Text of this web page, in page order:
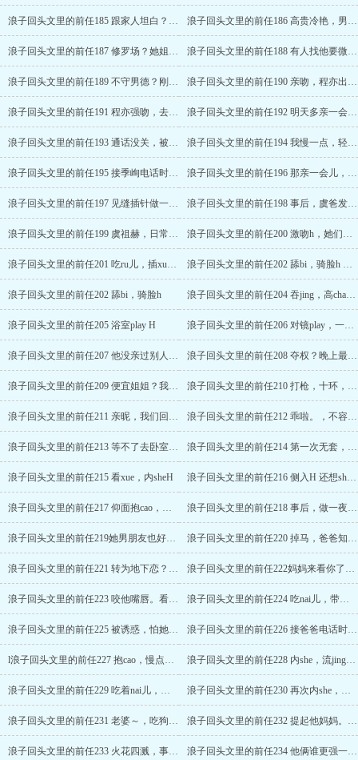
浪子回头文里的前任185 跟家人坦白？家庭关系。 浪子回头文里的前任186 高贵冷艳，男主在后面！
浪子回头文里的前任187 修罗场？她姐妹身上有光！ 浪子回头文里的前任188 有人找他要微信？她要开作了
浪子回头文里的前任189 不守男德？刚吵过就亲h 浪子回头文里的前任190 亲吻，程亦出现让她回家h
浪子回头文里的前任191 程亦强吻，去我那儿？h 浪子回头文里的前任192 明天多亲一会儿，程亦找来
浪子回头文里的前任193 通话没关，被程亦强制亲，摸h 浪子回头文里的前任194 我慢一点，轻轻的 （程亦，手指h）
浪子回头文里的前任195 接季峋电话时被程亦舔喷h（ntr，接受不了慎入） 浪子回头文里的前任196 那亲一会儿，勾引她？h（程亦）
浪子回头文里的前任197 见缝插针做一次，内sheH（程亦） 浪子回头文里的前任198 事后，虞爸发现端倪？（程亦）
浪子回头文里的前任199 虞祖赫，日常sao扰男朋友，想你了 浪子回头文里的前任200 激吻h，她们不是纯ai向
浪子回头文里的前任201 吃ru儿，插xue，翻旧账？（手指h） 浪子回头文里的前任202 舔bi，骑脸h （帮我舔舔？
浪子回头文里的前任202 舔bi，骑脸h 浪子回头文里的前任204 吞jing，高chao，又sheH （我们总有分开的时候）
浪子回头文里的前任205 浴室play H 浪子回头文里的前任206 对镜play，一步一插H
浪子回头文里的前任207 他没亲过别人，平行时空的她？（二合一） 浪子回头文里的前任208 夺权？晚上最多三次
浪子回头文里的前任209 便宜姐姐？我不会被别人抢走。 浪子回头文里的前任210 打枪，十环，等着看好戏
浪子回头文里的前任211 亲昵，我们回去？，买了三盒套 浪子回头文里的前任212 乖啦。，不容拒绝带她走
浪子回头文里的前任213 等不了去卧室，在门口就插进来H 浪子回头文里的前任214 第一次无套，caochao吹了H
浪子回头文里的前任215 看xue，内sheH 浪子回头文里的前任216 侧入H 还想she里面，男生还是要自ai一点
浪子回头文里的前任217 仰面抱cao，再次内sheH（你。我老婆。） 浪子回头文里的前任218 事后，做一夜H （以后要温柔一些）
浪子回头文里的前任219她男朋友也好帅！，叶蓁蓁的恨意。 浪子回头文里的前任220 掉马，爸爸知道了，让她分手？
浪子回头文里的前任221 转为地下恋？程亦的高兴，它很想你。 浪子回头文里的前任222妈妈来看你了，花仙子，程亦又吻她
浪子回头文里的前任223 咬他嘴唇。看不懂指令，该罚。（程亦h） 浪子回头文里的前任224 吃nai儿，带她摸鸡巴h （程亦）
浪子回头文里的前任225 被诱惑，怕她偷吃？主动吞夹他鸡巴h（程亦） 浪子回头文里的前任226 接爸爸电话时被程亦整根插进来H
l浪子回头文里的前任227 抱cao，慢点吃，老婆，都是你的H （程亦） 浪子回头文里的前任228 内she，流jing，睡前吃naiH（程亦我老婆很漂亮很可ai）
浪子回头文里的前任229 吃着nai儿，情不自禁又做（边吃边caoH，程亦） 浪子回头文里的前任230 再次内she，等我一起，老婆。（程亦H）
浪子回头文里的前任231 老婆～，吃狗粮，小咪果然是随了她。 浪子回头文里的前任232 提起他妈妈。程亦看着她们相拥。
浪子回头文里的前任233 火花四溅，事业心，女主来还钱。 浪子回头文里的前任234 他俩谁更强一点？抠字眼， 学霸了不起？